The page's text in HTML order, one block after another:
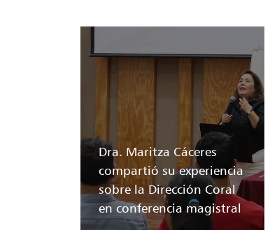
Dra. Maritza Cáceres
compartió su experiencia
sobre la Dirección Coral
en conferencia magistral